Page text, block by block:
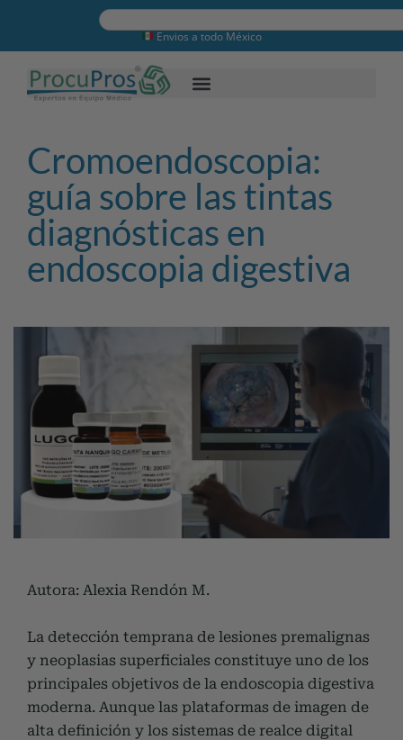
Envios a todo México
Cromoendoscopia:
guía sobre las tintas
diagnósticas en
endoscopia digestiva
Autora: Alexia Rendón M.
La detección temprana de lesiones premalignas
y neoplasias superficiales constituye uno de los
principales objetivos de la endoscopia digestiva
moderna. Aunque las plataformas de imagen de
alta definición y los sistemas de realce digital